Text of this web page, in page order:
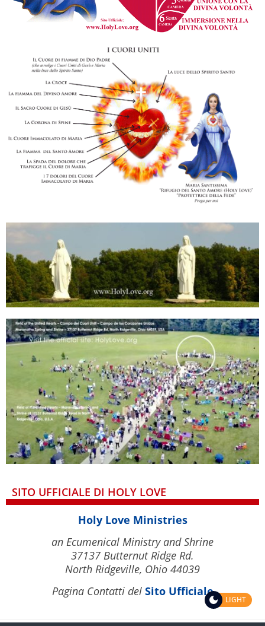
SITO UFFICIALE DI HOLY LOVE
Holy Love Ministries
an Ecumenical Ministry and Shrine
37137 Butternut Ridge Rd.
North Ridgeville, Ohio 44039
Pagina Contatti del Sito Ufficiale
LIGHT